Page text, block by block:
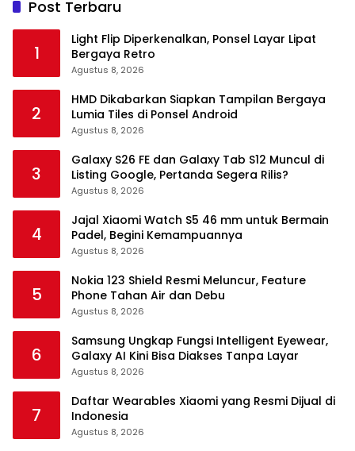
Post Terbaru
1
Light Flip Diperkenalkan, Ponsel Layar Lipat
Bergaya Retro
Agustus 8, 2026
2
HMD Dikabarkan Siapkan Tampilan Bergaya
Lumia Tiles di Ponsel Android
Agustus 8, 2026
3
Galaxy S26 FE dan Galaxy Tab S12 Muncul di
Listing Google, Pertanda Segera Rilis?
Agustus 8, 2026
4
Jajal Xiaomi Watch S5 46 mm untuk Bermain
Padel, Begini Kemampuannya
Agustus 8, 2026
5
Nokia 123 Shield Resmi Meluncur, Feature
Phone Tahan Air dan Debu
Agustus 8, 2026
6
Samsung Ungkap Fungsi Intelligent Eyewear,
Galaxy AI Kini Bisa Diakses Tanpa Layar
Agustus 8, 2026
7
Daftar Wearables Xiaomi yang Resmi Dijual di
Indonesia
Agustus 8, 2026